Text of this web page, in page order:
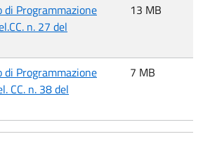
di Programmazione
n. 27 del
13 MB
di Programmazione
CC. n. 38 del
7 MB